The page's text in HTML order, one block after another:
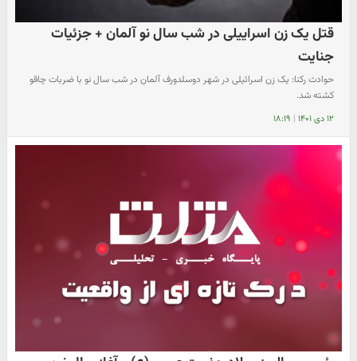
قتل یک زن اسراییلی در شب سال نو آلمان + جزئیات
جنایت
حوادث رکنا: یک زن اسرائیلی در شهر دوسلدورف آلمان در شب سال نو با ضربات چاقو
کشته شد.
۱۲ دی ۱۴۰۱ | ۱۸:۱۹